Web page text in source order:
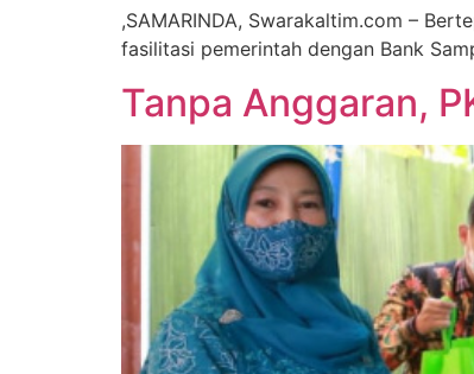
,SAMARINDA, Swarakaltim.com –
fasilitasi pemerintah dengan Bank
Tanpa Anggaran,